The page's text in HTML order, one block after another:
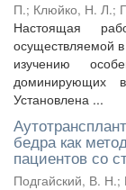
П.; Клюйко, Н. Л.;
Настоящая
осуществляемой
изучению
доминирующих
Установлена ...
бедра как
пациентов со
Подгайский, В. Н.;